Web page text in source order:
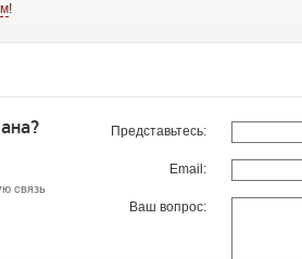
!
связь
Представьтесь:
Email:
Ваш вопрос: